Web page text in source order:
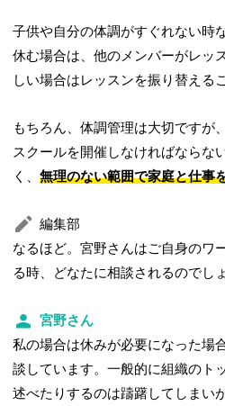
子供や自分の体調がすぐれない時
休む場合は、他のメンバーがレッ
しい場合はレッスンを振り替える
もちろん、体調管理は大切ですが
スクールを開催しなければならな
く、無理のない範囲で家庭と仕事
編集部
なるほど。宮野さんはご自身のワ
る時、どなたに相談されるのでし
宮野さん
私の場合は休みが必要になった場
談しています。一般的に組織のト
述べたりするのは躊躇してしまい